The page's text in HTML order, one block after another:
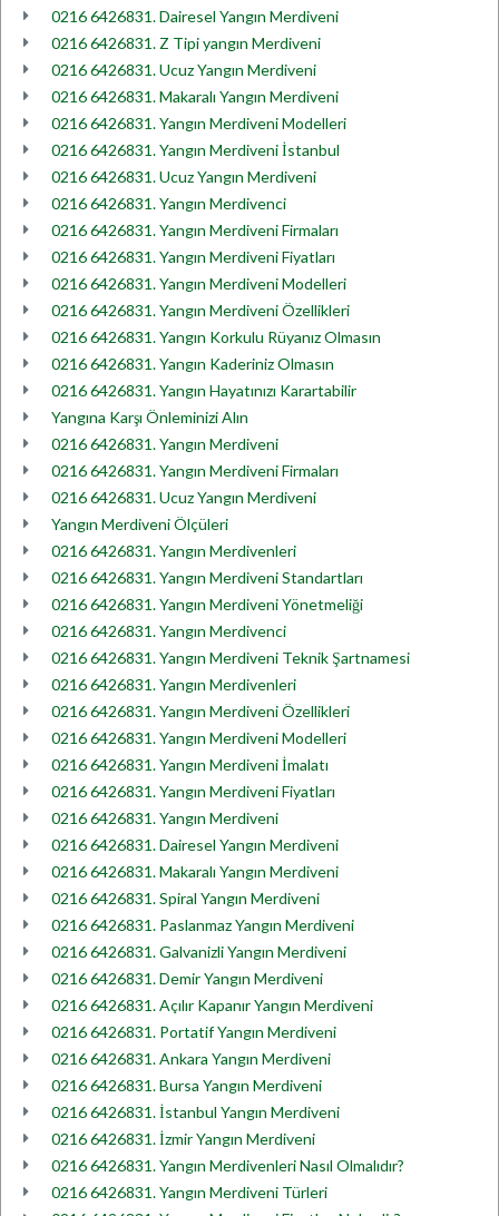
0216 6426831. Dairesel Yangın Merdiveni
0216 6426831. Z Tipi yangın Merdiveni
0216 6426831. Ucuz Yangın Merdiveni
0216 6426831. Makaralı Yangın Merdiveni
0216 6426831. Yangın Merdiveni Modelleri
0216 6426831. Yangın Merdiveni İstanbul
0216 6426831. Ucuz Yangın Merdiveni
0216 6426831. Yangın Merdivenci
0216 6426831. Yangın Merdiveni Firmaları
0216 6426831. Yangın Merdiveni Fiyatları
0216 6426831. Yangın Merdiveni Modelleri
0216 6426831. Yangın Merdiveni Özellikleri
0216 6426831. Yangın Korkulu Rüyanız Olmasın
0216 6426831. Yangın Kaderiniz Olmasın
0216 6426831. Yangın Hayatınızı Karartabilir
Yangına Karşı Önleminizi Alın
0216 6426831. Yangın Merdiveni
0216 6426831. Yangın Merdiveni Firmaları
0216 6426831. Ucuz Yangın Merdiveni
Yangın Merdiveni Ölçüleri
0216 6426831. Yangın Merdivenleri
0216 6426831. Yangın Merdiveni Standartları
0216 6426831. Yangın Merdiveni Yönetmeliği
0216 6426831. Yangın Merdivenci
0216 6426831. Yangın Merdiveni Teknik Şartnamesi
0216 6426831. Yangın Merdivenleri
0216 6426831. Yangın Merdiveni Özellikleri
0216 6426831. Yangın Merdiveni Modelleri
0216 6426831. Yangın Merdiveni İmalatı
0216 6426831. Yangın Merdiveni Fiyatları
0216 6426831. Yangın Merdiveni
0216 6426831. Dairesel Yangın Merdiveni
0216 6426831. Makaralı Yangın Merdiveni
0216 6426831. Spiral Yangın Merdiveni
0216 6426831. Paslanmaz Yangın Merdiveni
0216 6426831. Galvanizli Yangın Merdiveni
0216 6426831. Demir Yangın Merdiveni
0216 6426831. Açılır Kapanır Yangın Merdiveni
0216 6426831. Portatif Yangın Merdiveni
0216 6426831. Ankara Yangın Merdiveni
0216 6426831. Bursa Yangın Merdiveni
0216 6426831. İstanbul Yangın Merdiveni
0216 6426831. İzmir Yangın Merdiveni
0216 6426831. Yangın Merdivenleri Nasıl Olmalıdır?
0216 6426831. Yangın Merdiveni Türleri